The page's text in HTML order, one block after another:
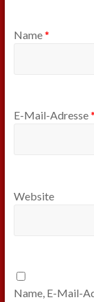
Name*
E-Mail-Adresse*
Website
Name, E-Mail-